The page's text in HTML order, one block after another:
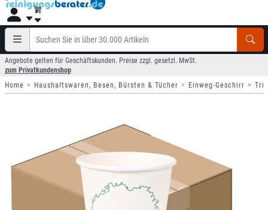
Angebote gelten für Geschäftskunden. Preise zzgl. gesetzl. MwSt.
zum Privatkundenshop
Home
Haushaltswaren, Besen, Bürsten & Tücher Einweg-Geschirr